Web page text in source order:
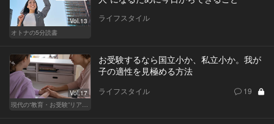
Vol.13
オトナの5分読書
ライフスタイル
Vol.17
現代の“教育・お受験”リアルドキュメント
お受験するなら国立小か、私立小か。我が
子の適性を見極める方法
ライフスタイル 19